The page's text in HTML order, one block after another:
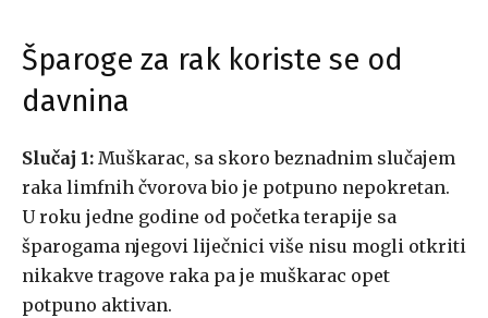
Šparoge za rak koriste se od
davnina
Slučaj 1: Muškarac, sa skoro beznadnim slučajem
raka limfnih čvorova bio je potpuno nepokretan.
U roku jedne godine od početka terapije sa
šparogama njegovi liječnici više nisu mogli otkriti
nikakve tragove raka pa je muškarac opet
potpuno aktivan.